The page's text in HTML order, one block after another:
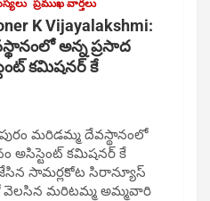
ప్రముఖ వార్తలు
K Vijayalakshmi:
అన్న ప్రసాద
కమిషనర్ కే
మరిడమ్మ దేవస్థానంలో
అసిస్టెంట్ కమిషనర్ కే
సామర్లకోట సిరాన్యూస్
వెలసిన మరిటమ్మ అమ్మవారి